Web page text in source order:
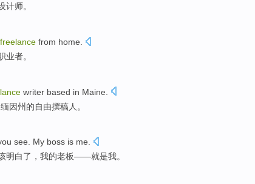
计师。
freelance from home.
业者。
writer based in Maine
缅因州的自由撰稿人。
see. My boss is me.
明白了 ， 我的老板——就是我。